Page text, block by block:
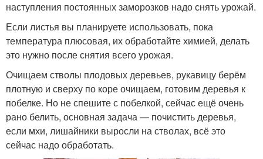
наступления постоянных заморозков надо снять урожай.
Если листья вы планируете использовать, пока
температура плюсовая, их обработайте химией, делать
это нужно после снятия всего урожая.
Очищаем стволы плодовых деревьев, рукавицу берём
плотную и сверху по коре очищаем, готовим деревья к
побелке. Но не спешите с побелкой, сейчас ещё очень
рано белить, основная задача — почистить деревья,
если мхи, лишайники выросли на стволах, всё это
сейчас надо обработать.